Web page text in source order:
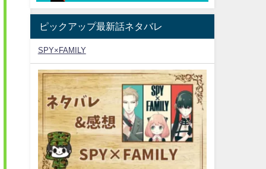
ピックアップ最新話ネタバレ
SPY×FAMILY